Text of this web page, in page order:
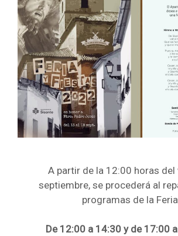
A partir de la 12:00 horas del
septiembre, se procederá al
programas de la Feria.
De 12:00 a 14:30 y de 17:00